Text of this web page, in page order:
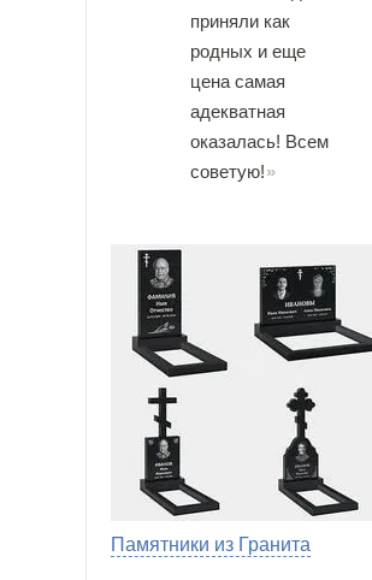
приняли как
родных и еще
цена самая
адекватная
оказалась! Всем
советую!
Памятники из Гранита